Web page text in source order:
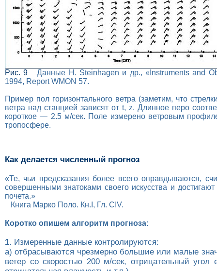
Рис. 9 Данные H. Steinhagen и др., «Instruments and
1994, Report WMON 57.
Пример пол горизонтального ветра (заметим, что
ветра над станцией зависят от t, z. Длинное перо
короткое — 2.5 м/сек. Поле измерено ветровым
тропосфере.
Как делается численный прогноз
«Те, чьи предсказания более всего оправдываются,
совершенными знатоками своего искусства и
почета.»
Книга Марко Поло. Кн.I, Гл. CIV.
Коротко опишем алгоритм прогноза:
1. Измеренные данные контролируются:
а) отбрасываются чрезмерно большие или малые
ветер со скоростью 200 м/сек, отрицательный угол